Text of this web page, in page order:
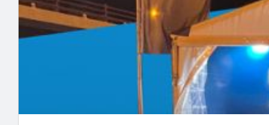
EVENTOS
HEMEROTECA
Encuentra tu noticia